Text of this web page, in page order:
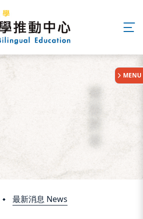
最新消息 News
MENU